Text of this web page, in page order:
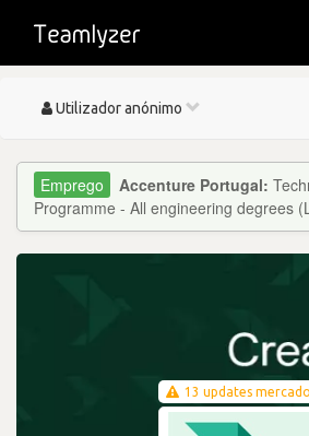
Toggle
Utilizador anónimo
Accenture Portugal:
Programme - All engineering degrees
13 updates